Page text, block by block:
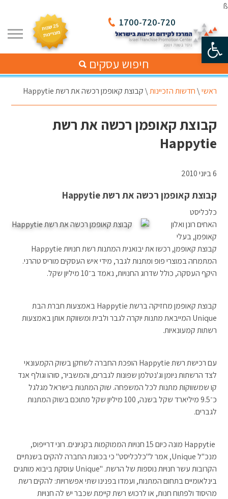
פתח סרגל נגישות
ß
1700-720-720
חיפוש עסקים
ראשי\חדשות הזכיינות\קבוצת קאופמן רכשה את רשת Happytie
קבוצת קאופמן רכשה את רשת
Happytie
6 ביוני 2010
קבוצת קאופמן רכשה את רשת Happytie
כלכליסט
האחים רונן ואלון
קאופמן, בעלי
קבוצת קאופמן, רכשו את יבואנית המתנות רשת חנויות Happytie
המתמחה במוצרי פופ ומתנות לגבר, מידי איש העסקים מוריס טהרני.
היקף העסקה, כולל שדרוג החנויות, נאמד ב־10 מיליון שקל.
קבוצת קאופמן מחזיקה ברשת Happytie באמצעות חברת הבת
Unique המייבאת מתנות יוקרה לגבר ולבית ומשווקת אותן באמצעות
רשתות קמעונאיות.
עם רכישת רשת Happytie הופכת החברה לשחקן בשוק הקמעונאי
לצד הרשתות ניומן וג'נטלמן שפונות לגברים, והמשביר, סוהו וגולף אנד
קו שמשווקות מתנות לכל המשפחה. שוק המתנות בישראל מגלגל
כ־9.5 מיליארד שקל בשנה, 100 מיליון שקל מתוכם בשוק המתנות
לגברים.
Happytie מונה כיום 15 חנויות הממוקמות בקניונים. רוני דרייפוס,
מנכ"ל Unique, אמר ל"כלכליסט" כי בכוונת החברה להקים בשנתיים
הקרובות עשר חנויות נוספות של הרשת. "Unique עוסקת ביבוא מותגים
בינלאומיים בתחום המתנות, ועמדו בפנינו שתי אפשרויות: להקים רשת
מהיסוד ולפתוח חנות, או לרכוש רשת קיימת שכבר יש לה חנויות